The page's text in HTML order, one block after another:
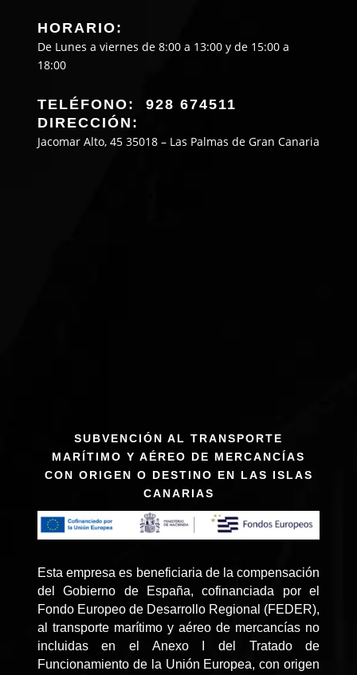
HORARIO:
De Lunes a viernes de 8:00 a 13:00 y de 15:00 a
18:00
TELÉFONO: 928 674511
DIRECCIÓN:
Jacomar Alto, 45 35018 – Las Palmas de Gran Canaria
SUBVENCIÓN AL TRANSPORTE
MARÍTIMO Y AÉREO DE MERCANCÍAS
CON ORIGEN O DESTINO EN LAS ISLAS
CANARIAS
Esta empresa es beneficiaria de la compensación
del Gobierno de España, cofinanciada por el
Fondo Europeo de Desarrollo Regional (FEDER),
al transporte marítimo y aéreo de mercancías no
incluidas en el Anexo I del Tratado de
Funcionamiento de la Unión Europea, con origen